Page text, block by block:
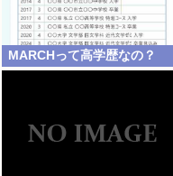
MARCHって高学歴なの？